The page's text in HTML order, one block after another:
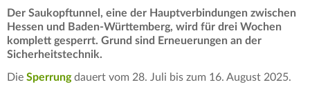
Der Saukopftunnel, eine der Hauptverbindungen zwischen
Hessen und Baden-Württemberg, wird für drei Wochen
komplett gesperrt. Grund sind Erneuerungen an der
Sicherheitstechnik.
Die Sperrungdauert vom 28. Juli bis zum 16. August 2025.